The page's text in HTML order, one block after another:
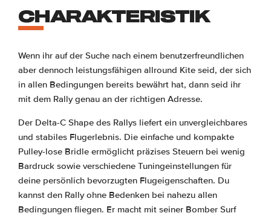
CHARAKTERISTIK
Wenn ihr auf der Suche nach einem benutzerfreundlichen
aber dennoch leistungsfähigen allround Kite seid, der sich
in allen Bedingungen bereits bewährt hat, dann seid ihr
mit dem Rally genau an der richtigen Adresse.
Der Delta-C Shape des Rallys liefert ein unvergleichbares
und stabiles Flugerlebnis. Die einfache und kompakte
Pulley-lose Bridle ermöglicht präzises Steuern bei wenig
Bardruck sowie verschiedene Tuningeinstellungen für
deine persönlich bevorzugten Flugeigenschaften. Du
kannst den Rally ohne Bedenken bei nahezu allen
Bedingungen fliegen. Er macht mit seiner Bomber Surf